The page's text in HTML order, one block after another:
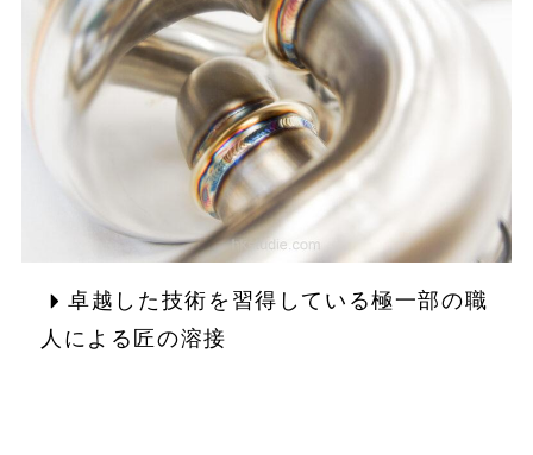
卓越した技術を習得している極一部の職
人による匠の溶接